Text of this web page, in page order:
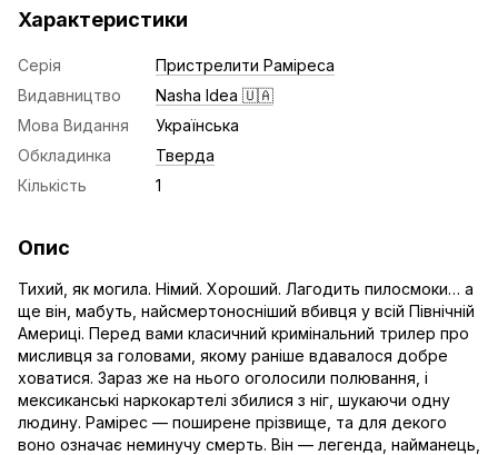
Характеристики
Серія
Пристрелити Раміреса
Видавництво
Nasha Idea 🇺🇦
Мова Видання
Українська
Обкладинка
Тверда
Кількість
1
Опис
Тихий, як могила. Німий. Хороший. Лагодить пилосмоки… а
ще він, мабуть, найсмертоносніший вбивця у всій Північній
Америці. Перед вами класичний кримінальний трилер про
мисливця за головами, якому раніше вдавалося добре
ховатися. Зараз же на нього оголосили полювання, і
мексиканські наркокартелі збилися з ніг, шукаючи одну
людину. Рамірес — поширене прізвище, та для декого
воно означає неминучу смерть. Він — легенда, найманець,